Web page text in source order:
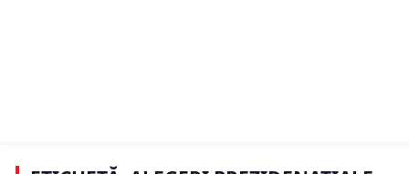
Realitatea. AUR a dat un milion de
Secretul